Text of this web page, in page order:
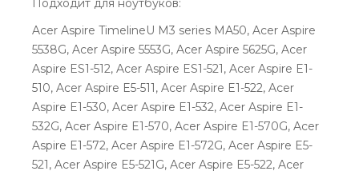
Acer Aspire TimelineU M3 series MA50, Acer Aspire
5538G, Acer Aspire 5553G, Acer Aspire 5625G, Acer
Aspire ES1-512, Acer Aspire ES1-521, Acer Aspire E1-
510, Acer Aspire E5-511, Acer Aspire E1-522, Acer
Aspire E1-530, Acer Aspire E1-532, Acer Aspire E1-
532G, Acer Aspire E1-570, Acer Aspire E1-570G, Acer
Aspire E1-572, Acer Aspire E1-572G, Acer Aspire E5-
521, Acer Aspire E5-521G, Acer Aspire E5-522, Acer